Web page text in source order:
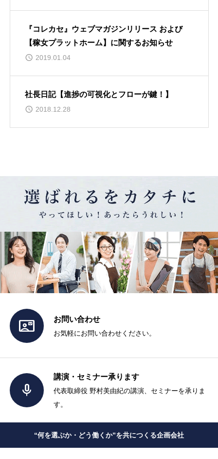
『コレカセ』ウェブマガジンリリース および
【稼女プラットホーム】に関するお知らせ
2019.01.04
社長日記【進捗の可視化とフローが鍵！】
2018.12.28
 お問い合わせ
お気軽にお問い合わせください。

講演・セミナー承ります
代表取締役 野村美由紀の講演、セミナーを承りま
す。
“何を選ぶか・どう働くか”を共につくる企画会社